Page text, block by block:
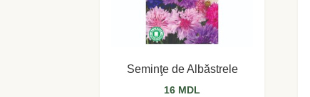
Seminţe de Albăstrele
16 MDL